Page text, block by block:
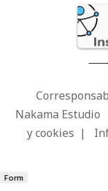
Nakama Estudio
y cookies |
Form